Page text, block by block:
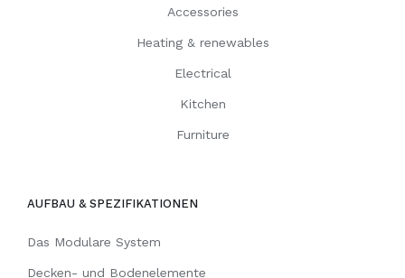
Accessories
Heating & renewables
Electrical
Kitchen
Furniture
AUFBAU & SPEZIFIKATIONEN
Das Modulare System
Decken- und Bodenelemente